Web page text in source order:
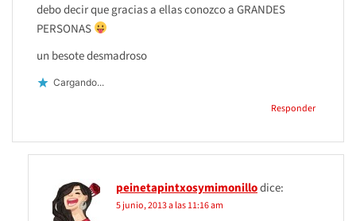
debo decir que gracias a ellas conozco a GRANDES
PERSONAS
un besote desmadroso
Cargando...
Responder
peinetapintxosymimonillodice:
5 junio, 2013 a las 11:16 am